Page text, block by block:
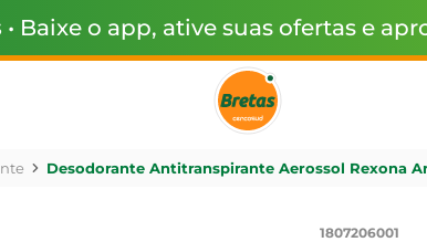
• Baixe o app, ative suas ofertas e
Desodorante Antitranspirante Aerossol Rexona
1807206001